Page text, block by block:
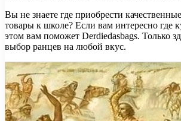
Вы не знаете где приобрести
товары к школе? Если вам интересно где
этом вам поможет Derdiedasbags. Только
выбор ранцев на любой вкус.